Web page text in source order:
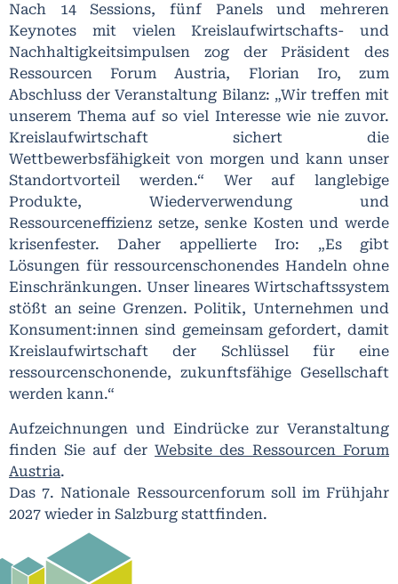
Nach 14 Sessions, fünf Panels und mehreren
Keynotes mit vielen Kreislaufwirtschafts- und
Nachhaltigkeitsimpulsen zog der Präsident des
Ressourcen Forum Austria, Florian Iro, zum
Abschluss der Veranstaltung Bilanz: „Wir treffen mit
unserem Thema auf so viel Interesse wie nie zuvor.
Kreislaufwirtschaft sichert die
Wettbewerbsfähigkeit von morgen und kann unser
Standortvorteil werden.“ Wer auf langlebige
Produkte, Wiederverwendung und
Ressourceneffizienz setze, senke Kosten und werde
krisenfester. Daher appellierte Iro: „Es gibt
Lösungen für ressourcenschonendes Handeln ohne
Einschränkungen. Unser lineares Wirtschaftssystem
stößt an seine Grenzen. Politik, Unternehmen und
Konsument:innen sind gemeinsam gefordert, damit
Kreislaufwirtschaft der Schlüssel für eine
ressourcenschonende, zukunftsfähige Gesellschaft
werden kann.“
Aufzeichnungen und Eindrücke zur Veranstaltung
finden Sie auf der Website des Ressourcen Forum
Austria.
Das 7. Nationale Ressourcenforum soll im Frühjahr
2027 wieder in Salzburg stattfinden.